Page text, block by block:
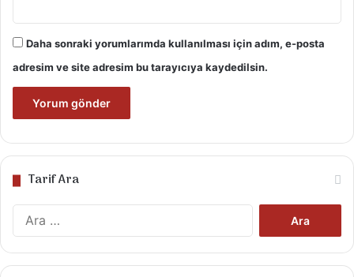
Daha sonraki yorumlarımda kullanılması için adım, e-posta
adresim ve site adresim bu tarayıcıya kaydedilsin.
Tarif Ara